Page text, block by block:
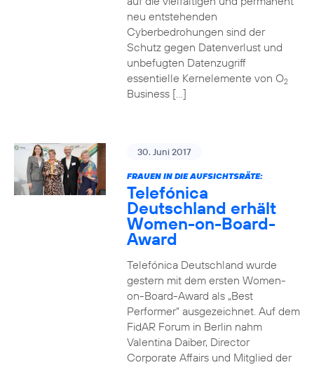
neu entstehenden
Cyberbedrohungen sind der
Schutz gegen Datenverlust und
unbefugten Datenzugriff
essentielle Kernelemente von O2
Business […]
30. Juni 2017
FRAUEN IN DIE AUFSICHTSRÄTE:
Telefónica
Deutschland erhält
Women-on-Board-
Award
Telefónica Deutschland wurde
gestern mit dem ersten Women-
on-Board-Award als „Best
Performer“ ausgezeichnet. Auf dem
FidAR Forum in Berlin nahm
Valentina Daiber, Director
Corporate Affairs und Mitglied der